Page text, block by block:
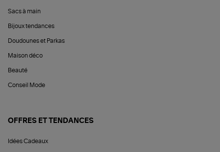
Sacs à main
Bijoux tendances
Doudounes et Parkas
Maison déco
Beauté
Conseil Mode
OFFRES ET TENDANCES
Idées Cadeaux